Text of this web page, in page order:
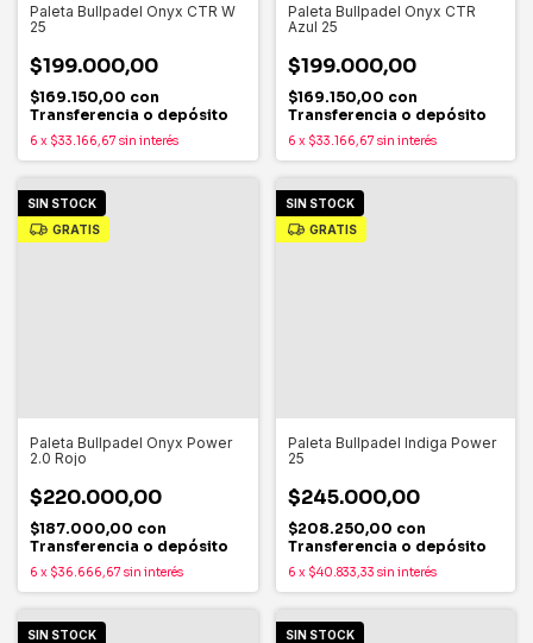
Paleta Bullpadel Onyx CTR W
25
$199.000,00
$169.150,00 con
Transferencia o depósito
6 x $33.166,67 sin interés
Paleta Bullpadel Onyx CTR
Azul 25
$199.000,00
$169.150,00 con
Transferencia o depósito
6 x $33.166,67 sin interés
SIN STOCK
GRATIS
Paleta Bullpadel Onyx Power
2.0 Rojo
$220.000,00
$187.000,00 con
Transferencia o depósito
6 x $36.666,67 sin interés
SIN STOCK
GRATIS
Paleta Bullpadel Indiga Power
25
$245.000,00
$208.250,00 con
Transferencia o depósito
6 x $40.833,33 sin interés
SIN STOCK
SIN STOCK